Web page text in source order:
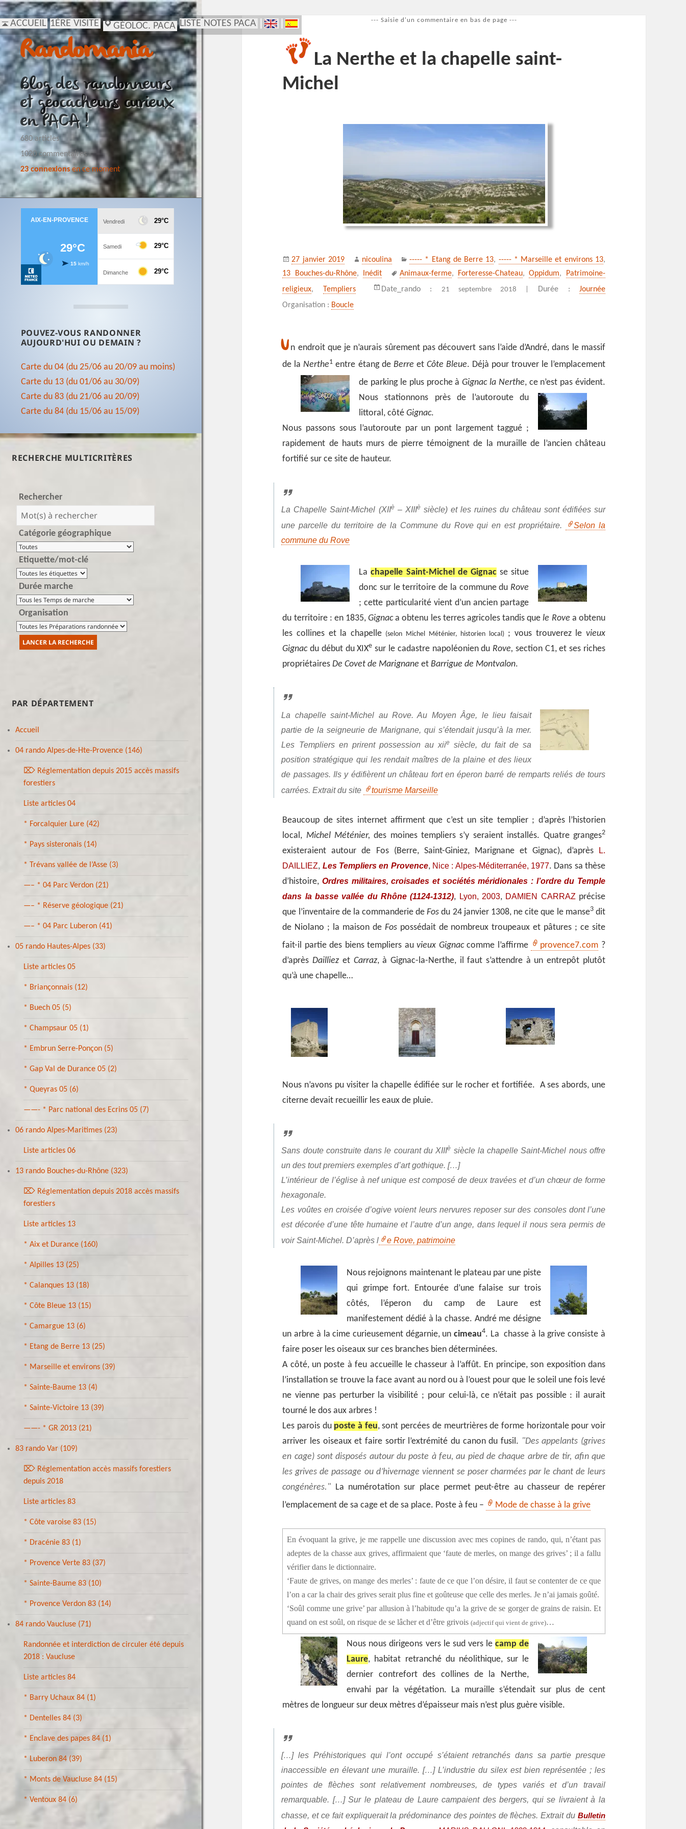
ACCUEIL 1ÈRE VISITE GÉOLOC. PACA LISTE NOTES PACA
Randomania
Blog des randonneurs
et geocacheurs curieux
en PACA !
680 articles
1020 commentaires
23 connexionsen ce moment
POUVEZ-VOUS RANDONNER
AUJOURD'HUI OU DEMAIN ?
Carte du 04 (du 25/06 au 20/09 au moins)
Carte du 13 (du 01/06 au 30/09)
Carte du 83 (du 21/06 au 20/09)
Carte du 84 (du 15/06 au 15/09)
RECHERCHE MULTICRITÈRES
Rechercher
Catégorie géographique
Etiquette/mot-clé
Durée marche
Organisation
PAR DÉPARTEMENT
Accueil
04 rando Alpes-de-Hte-Provence (146)
⌦ Réglementation depuis 2015 accès massifs
forestiers
Liste articles 04
* Forcalquier Lure (42)
* Pays sisteronais (14)
* Trévans vallée de l’Asse (3)
—– * 04 Parc Verdon (21)
—– * Réserve géologique (21)
—– * 04 Parc Luberon (41)
05 rando Hautes-Alpes (33)
Liste articles 05
* Briançonnais (12)
* Buech 05 (5)
* Champsaur 05 (1)
* Embrun Serre-Ponçon (5)
* Gap Val de Durance 05 (2)
* Queyras 05 (6)
——- * Parc national des Ecrins 05 (7)
06 rando Alpes-Maritimes (23)
Liste articles 06
13 rando Bouches-du-Rhône (323)
⌦ Réglementation depuis 2018 accès massifs
forestiers
Liste articles 13
* Aix et Durance (160)
* Alpilles 13 (25)
* Calanques 13 (18)
* Côte Bleue 13 (15)
* Camargue 13 (6)
* Etang de Berre 13 (25)
* Marseille et environs (39)
* Sainte-Baume 13 (4)
* Sainte-Victoire 13 (39)
——- * GR 2013 (21)
83 rando Var (109)
⌦ Réglementation accès massifs forestiers
depuis 2018
Liste articles 83
* Côte varoise 83 (15)
* Dracénie 83 (1)
* Provence Verte 83 (37)
* Sainte-Baume 83 (10)
* Provence Verdon 83 (14)
84 rando Vaucluse (71)
Randonnée et interdiction de circuler été depuis
2018 : Vaucluse
Liste articles 84
* Barry Uchaux 84 (1)
* Dentelles 84 (3)
* Enclave des papes 84 (1)
* Luberon 84 (39)
* Monts de Vaucluse 84 (15)
* Ventoux 84 (6)
--- Saisie d'un commentaire en bas de page ---
La Nerthe et la chapelle saint-
Michel
Publié
le
27 janvier 2019 Auteur
nicoulina Catégories
----- * Etang de Berre 13, ----- * Marseille et environs 13,
13 Bouches-du-Rhône, Inédit
Mots-
clés
Animaux-ferme, Forteresse-Chateau,Oppidum, Patrimoine-
religieux, Templiers Date_rando : 21 septembre 2018 | Durée : Journée
Organisation : Boucle
U n endroit que je n’aurais sûrement pas découvert sans l’aide d’André, dans le massif
de laNerthe1 entre étang de Berre et Côte Bleue. Déjà pour trouver le l’emplacement
de parking le plus proche àGignac la Nerthe, ce n’est pas évident.
Nous stationnons près de l’autoroute du
littoral, côtéGignac.
Nous passons sous l’autoroute par un pont largement taggué ;
rapidement de hauts murs de pierre témoignent de la muraille de l’ancien château
fortifié sur ce site de hauteur.
La Chapelle Saint-Michel (XIIè– XIIIèsiècle) et les ruines du château sont édifiées sur
une parcelle du territoire de la Commune du Rove qui en est propriétaire.
Selon la
commune du Rove
Lachapelle Saint-Michel de Gignacse situe
donc sur le territoire de la commune du Rove
; cette particularité vient d’un ancien partage
du territoire : en 1835,Gignaca obtenu les terres agricoles tandis quele Rove a obtenu
les collines et la chapelle (selon Michel Méténier, historien local); vous trouverez le vieux
Gignacdu début du XIXe sur le cadastre napoléonien du Rove, section C1, et ses riches
propriétairesDe Covet de Marignane etBarrigue de Montvalon.
La chapelle saint-Michel au Rove. Au Moyen Âge, le lieu faisait
partie de la seigneurie de Marignane, qui s’étendait jusqu’à la mer.
Les Templiers en prirent possession au xiiesiècle, du fait de sa
position stratégique qui les rendait maîtres de la plaine et des lieux
de passages. Ils y édifièrent un château fort en éperon barré de remparts reliés de tours
carrées. Extrait du site
tourisme Marseille
Beaucoup de sites internet affirment que c’est un site templier ; d’après l’historien
local, Michel Méténier,des moines templiers s’y seraient installés. Quatre granges2
existeraient autour de Fos (Berre, Saint-Giniez, Marignane et Gignac), d’après L.
DAILLIEZ, Les Templiers en Provence, Nice : Alpes-Méditerranée, 1977. Dans sa thèse
d’histoire,Ordres militaires, croisades et sociétés méridionales : l’ordre du Temple
dans la basse vallée du Rhône (1124-1312), Lyon, 2003, DAMIEN CARRAZprécise
que l’inventaire de la commanderie deFos du 24 janvier 1308, ne cite que le manse3dit
de Niolano ; la maison de Fospossédait de nombreux troupeaux et pâtures ; ce site
fait-il partie des biens templiers auvieux Gignaccomme l’affirme provence7.com ?
d’aprèsDailliez et Carraz, à Gignac-la-Nerthe, il faut s’attendre à un entrepôt plutôt
qu’à une chapelle…
Nous n’avons pu visiter la chapelle édifiée sur le rocher et fortifiée. A ses abords, une
citerne devait recueillir les eaux de pluie.
Sans doute construite dans le courant du XIIIè siècle la chapelle Saint-Michel nous offre
un des tout premiers exemples d’art gothique. […]
L’intérieur de l’église à nef unique est composé de deux travées et d’un chœur de forme
hexagonale.
Les voûtes en croisée d’ogive voient leurs nervures reposer sur des consoles dont l’une
est décorée d’une tête humaine et l’autre d’un ange, dans lequel il nous sera permis de
voir Saint-Michel. D’après l
e Rove, patrimoine
Nous rejoignons maintenant le plateau par une piste
qui grimpe fort. Entourée d’une falaise sur trois
côtés, l’éperon du camp de Laure est
manifestement dédié à la chasse. André me désigne
un arbre à la cime curieusement dégarnie, uncimeau4. La chasse à la grive consiste à
faire poser les oiseaux sur ces branches bien déterminées.
A côté, un poste à feu accueille le chasseur à l’affût. En principe, son exposition dans
l’installation se trouve la face avant au nord ou à l’ouest pour que le soleil une fois levé
ne vienne pas perturber la visibilité ; pour celui-là, ce n’était pas possible : il aurait
tourné le dos aux arbres !
Les parois du poste à feu, sont percées de meurtrières de forme horizontale pour voir
arriver les oiseaux et faire sortir l’extrémité du canon du fusil.
Des appelants (grives
en cage) sont disposés autour du poste à feu, au pied de chaque arbre de tir, afin que
les grives de passage ou d’hivernage viennent se poser charmées par le chant de leurs
congénères.
La numérotation sur place permet peut-être au chasseur de repérer
l’emplacement de sa cage et de sa place. Poste à feu –
Mode de chasse à la grive
En évoquant la grive, je me rappelle une discussion avec mes copines de rando, qui, n’étant pas
adeptes de la chasse aux grives, affirmaient que ‘faute de merles, on mange des grives’ ; il a fallu
vérifier dans le dictionnaire.
‘Faute de grives, on mange des merles’ : faute de ce que l’on désire, il faut se contenter de ce que
l’on a car la chair des grives serait plus fine et goûteuse que celle des merles. Je n’ai jamais goûté.
‘Soûl comme une grive’ par allusion à l’habitude qu’a la grive de se gorger de grains de raisin. Et
quand on est soûl, on risque de se lâcher et d’être grivois(adjectif qui vient de grive)…
Nous nous dirigeons vers le sud vers le camp de
Laure, habitat retranché du néolithique, sur le
dernier contrefort des collines de la Nerthe,
envahi par la végétation. La muraille s’étendait sur plus de cent
mètres de longueur sur deux mètres d’épaisseur mais n’est plus guère visible.
[…] les Préhistoriques qui l’ont occupé s’étaient retranchés dans sa partie presque
inaccessible en élevant une muraille. […] L’industrie du silex est bien représentée ; les
pointes de flèches sont relativement nombreuses, de types variés et d’un travail
remarquable. […] Sur le plateau de Laure campaient des bergers, qui se livraient à la
chasse, et ce fait expliquerait la prédominance des pointes de flèches. Extrait du Bulletin